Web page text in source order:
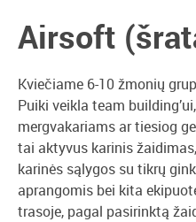
Airsoft
Kviečiame 6-10 žmonių
Puiki veikla team
mergvakariams ar tiesiog
tai aktyvus karinis
karinės sąlygos su tikrų
aprangomis bei kita
trasoje, pagal pasirinktą